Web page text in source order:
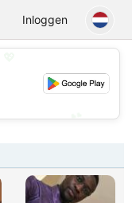
Inloggen